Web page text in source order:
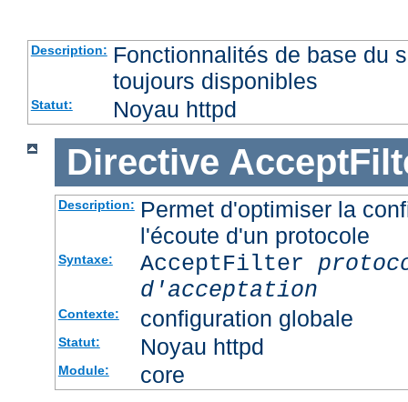
Description: Fonctionnalités de base du
toujours disponibles
Statut: Noyau httpd
Directive
Description: Permet d'optimiser la
l'écoute d'un protocole
Syntaxe: AcceptFilter
d'acceptation
Contexte: configuration globale
Statut: Noyau httpd
Module: core